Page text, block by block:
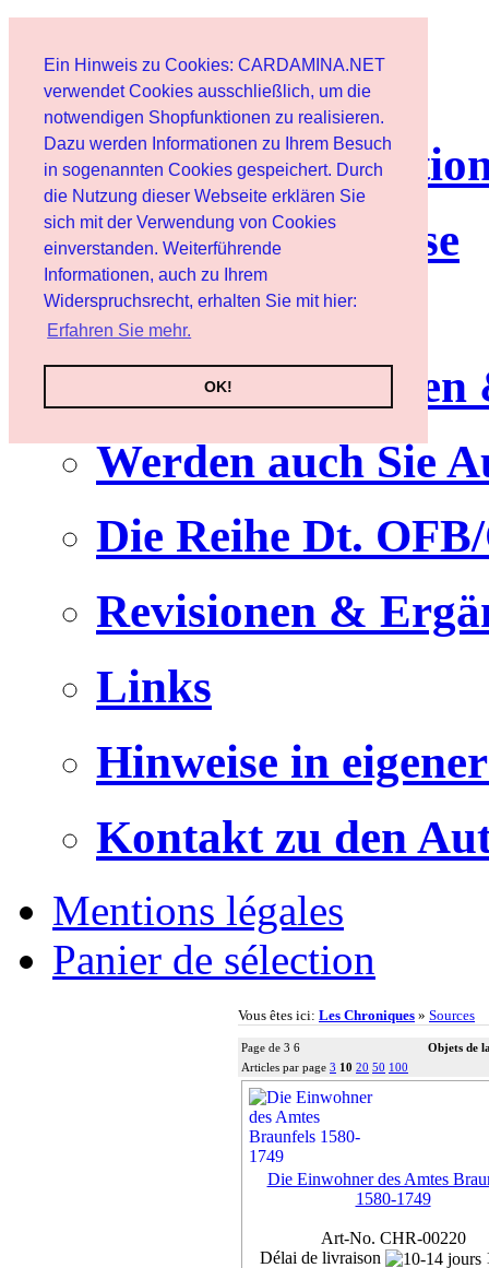
Ein Hinweis zu Cookies: CARDAMINA.NET
verwendet Cookies ausschließlich, um die
notwendigen Shopfunktionen zu realisieren.
Dazu werden Informationen zu Ihrem Besuch
in sogenannten Cookies gespeichert. Durch
die Nutzung dieser Webseite erklären Sie
sich mit der Verwendung von Cookies
einverstanden. Weiterführende
Informationen, auch zu Ihrem
Widerspruchsrecht, erhalten Sie mit hier:
Erfahren Sie mehr.
OK!
Client
lettre
Nutzungshinweise
Service
Werden auch Sie
Die Reihe Dt.
Revisionen &
Links
Hinweise in
Kontakt zu den
Mentions légales
Panier de sélection
Vous êtes ici: Les Chroniques » Sources
Page de 3 6
Objets de
Articles par page 3 10 20 50 100
Die Einwohner des Amtes
1580-1749
Art-No. CHR-00220
Délai de livraison